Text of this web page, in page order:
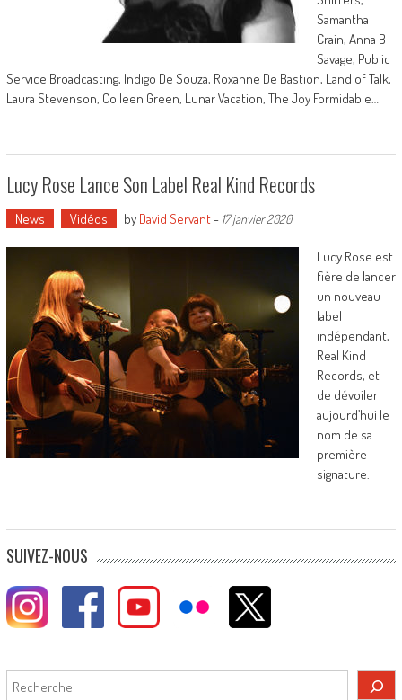
Samantha
Crain, Anna B
Savage, Public
Service Broadcasting, Indigo De Souza, Roxanne De Bastion, Land of Talk,
Laura Stevenson, Colleen Green, Lunar Vacation, The Joy Formidable…
Lucy Rose Lance Son Label Real Kind Records
News Vidéos by David Servant- 17 janvier 2020
Lucy Rose est
fière de lancer
un nouveau
label
indépendant,
Real Kind
Records, et
de dévoiler
aujourd’hui le
nom de sa
première
signature.
SUIVEZ-NOUS
Rechercher